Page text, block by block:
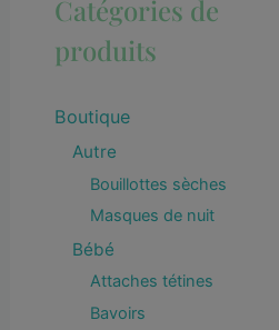
Catégories de
produits
Boutique
Autre
Bouillottes sèches
Masques de nuit
Bébé
Attaches tétines
Bavoirs